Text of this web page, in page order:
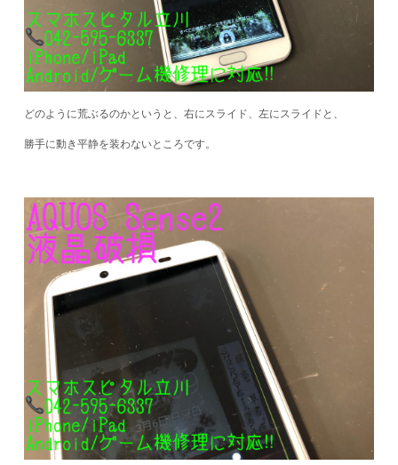
どのように荒ぶるのかというと、右にスライド、左にスライドと、
勝手に動き平静を装わないところです。